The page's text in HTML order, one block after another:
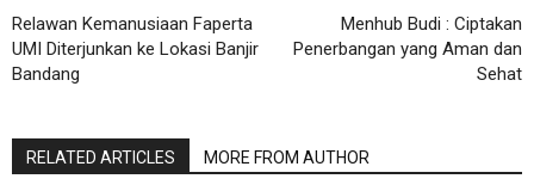
Relawan Kemanusiaan Faperta
UMI Diterjunkan ke Lokasi Banjir
Bandang
Menhub Budi : Ciptakan
Penerbangan yang Aman dan
Sehat
RELATED ARTICLES MORE FROM AUTHOR